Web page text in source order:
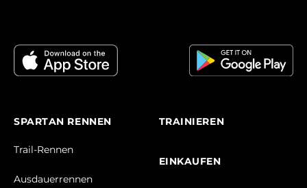
SPARTAN RENNEN
Trail-Rennen
Ausdauerrennen
TRAINIEREN
EINKAUFEN